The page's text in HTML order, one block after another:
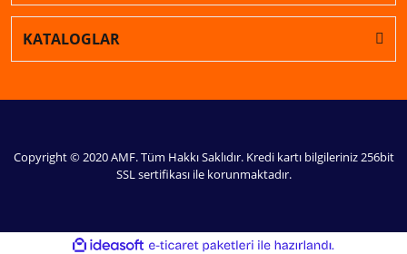
KATALOGLAR
Copyright © 2020 AMF. Tüm Hakkı Saklıdır. Kredi kartı bilgileriniz 256bit
SSL sertifikası ile korunmaktadır.
ideasoft e-